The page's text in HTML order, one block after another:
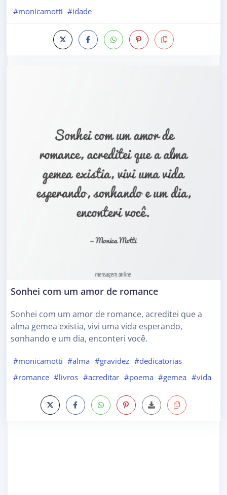
#monicamotti #idade
Sonhei com um amor de romance
Sonhei com um amor de romance, acreditei que a
alma gemea existia, vivi uma vida esperando,
sonhando e um dia, enconteri você.
#monicamotti #alma #gravidez #dedicatorias
#romance #livros #acreditar #poema #gemea #vida